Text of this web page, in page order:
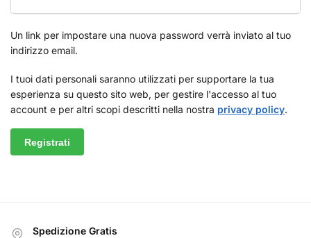
Un link per impostare una nuova password verrà inviato al tuo
indirizzo email.
I tuoi dati personali saranno utilizzati per supportare la tua
esperienza su questo sito web, per gestire l'accesso al tuo
account e per altri scopi descritti nella nostra privacy policy.
Registrati
Spedizione Gratis